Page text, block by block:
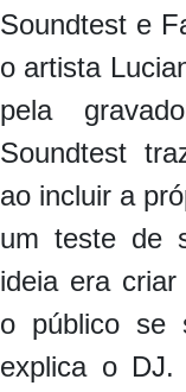
Soundtest e
o artista
pela
Soundtest
ao incluir a
um teste de
ideia era
o público se
explica o DJ.